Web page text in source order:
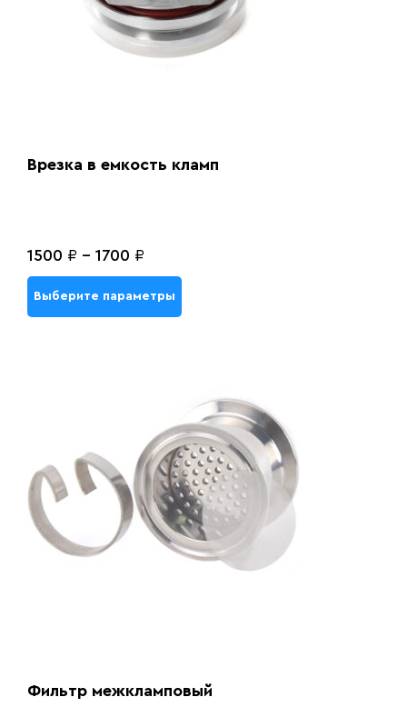
Врезка в емкость кламп
1500 ₽ - 1700 ₽
Выберите параметры
Фильтр межкламповый